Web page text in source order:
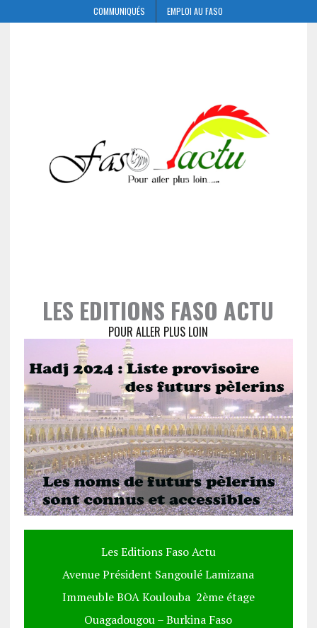
COMMUNIQUÉS EMPLOI AU FASO
LES EDITIONS FASO ACTU
POUR ALLER PLUS LOIN
Les Editions Faso Actu
Avenue Président Sangoulé Lamizana
Immeuble BOA Koulouba 2ème étage
Ouagadougou – Burkina Faso